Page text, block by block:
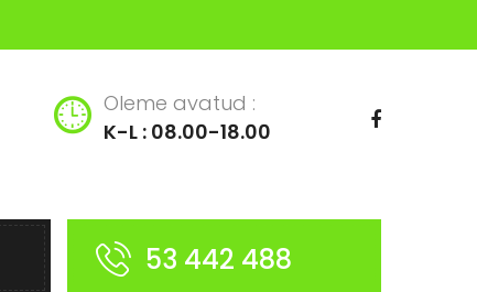
Oleme avatud :
K-L : 08.00-18.00
53 442 488